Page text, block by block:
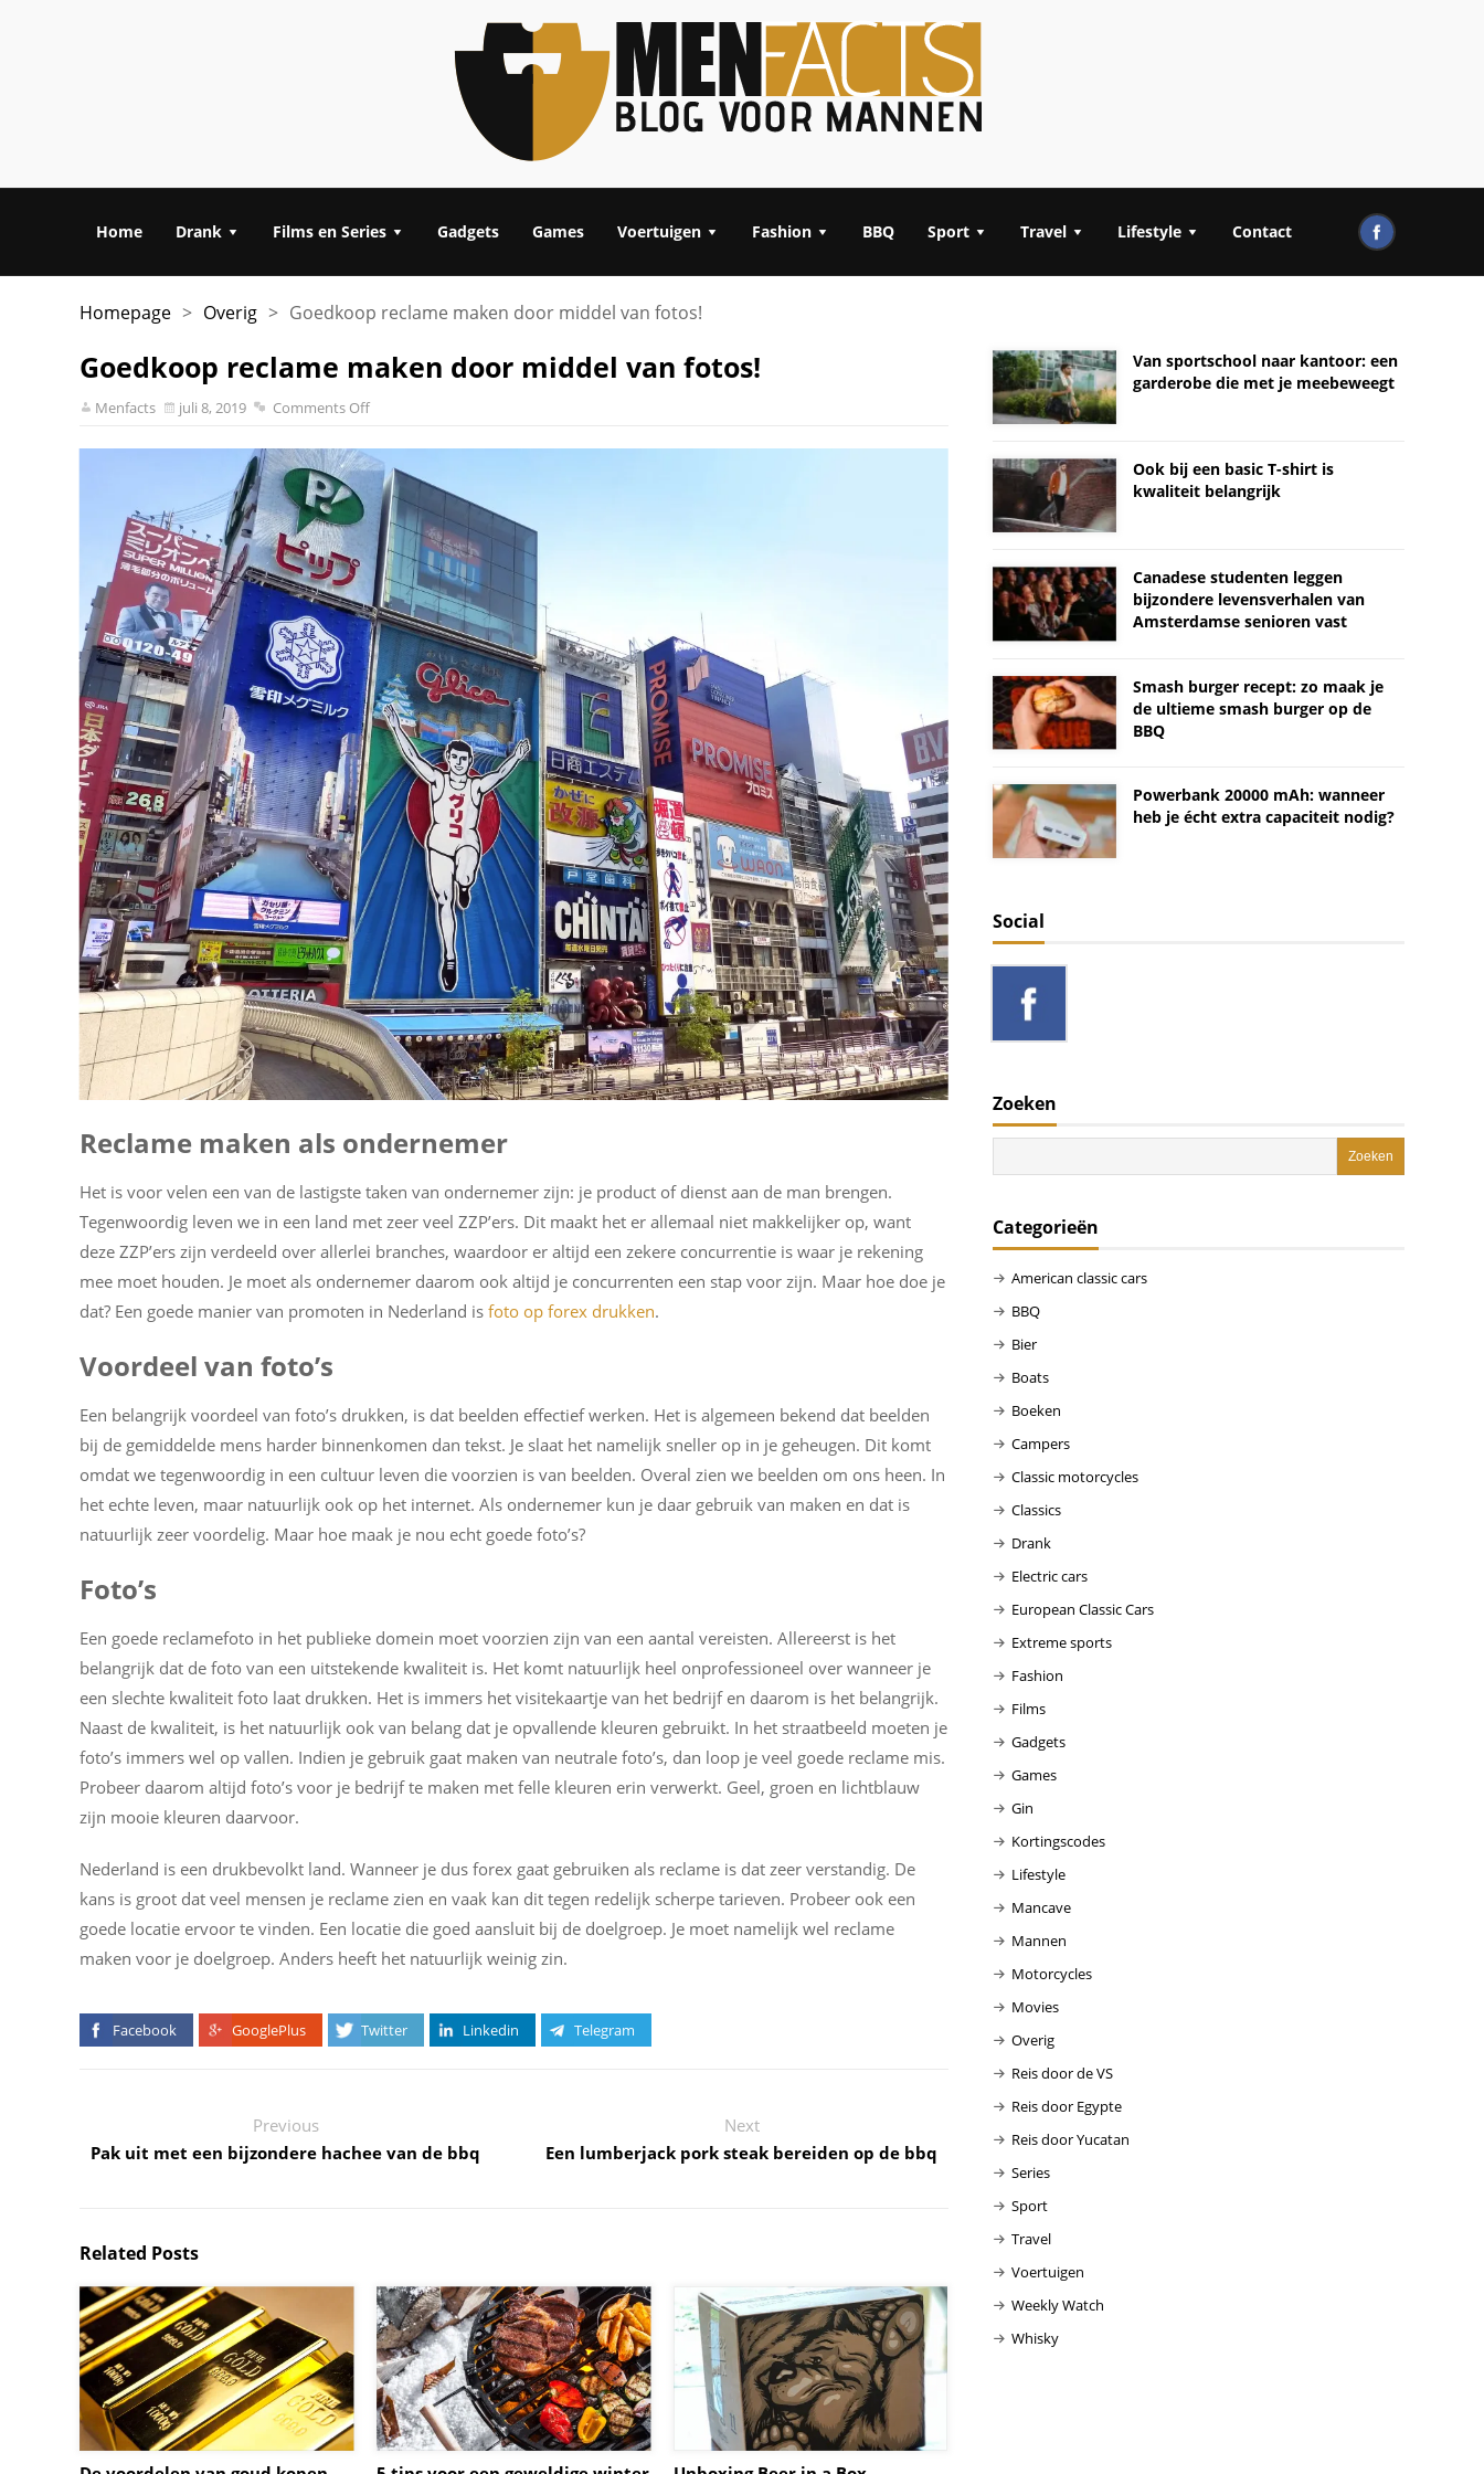
Home Drank Films en Series Gadgets Games Voertuigen Fashion BBQ Sport Travel Lifestyle Contact
Homepage > Overig > Goedkoop reclame maken door middel van fotos!
Goedkoop reclame maken door middel van fotos!
Menfacts juli 8, 2019 Comments Off
Reclame maken als ondernemer
Het is voor velen een van de lastigste taken van ondernemer zijn: je product of dienst aan de man brengen.
Tegenwoordig leven we in een land met zeer veel ZZP’ers. Dit maakt het er allemaal niet makkelijker op, want
deze ZZP’ers zijn verdeeld over allerlei branches, waardoor er altijd een zekere concurrentie is waar je rekening
mee moet houden. Je moet als ondernemer daarom ook altijd je concurrenten een stap voor zijn. Maar hoe doe je
dat? Een goede manier van promoten in Nederland is foto op forex drukken.
Voordeel van foto’s
Een belangrijk voordeel van foto’s drukken, is dat beelden effectief werken. Het is algemeen bekend dat beelden
bij de gemiddelde mens harder binnenkomen dan tekst. Je slaat het namelijk sneller op in je geheugen. Dit komt
omdat we tegenwoordig in een cultuur leven die voorzien is van beelden. Overal zien we beelden om ons heen. In
het echte leven, maar natuurlijk ook op het internet. Als ondernemer kun je daar gebruik van maken en dat is
natuurlijk zeer voordelig. Maar hoe maak je nou echt goede foto’s?
Foto’s
Een goede reclamefoto in het publieke domein moet voorzien zijn van een aantal vereisten. Allereerst is het
belangrijk dat de foto van een uitstekende kwaliteit is. Het komt natuurlijk heel onprofessioneel over wanneer je
een slechte kwaliteit foto laat drukken. Het is immers het visitekaartje van het bedrijf en daarom is het belangrijk.
Naast de kwaliteit, is het natuurlijk ook van belang dat je opvallende kleuren gebruikt. In het straatbeeld moeten je
foto’s immers wel op vallen. Indien je gebruik gaat maken van neutrale foto’s, dan loop je veel goede reclame mis.
Probeer daarom altijd foto’s voor je bedrijf te maken met felle kleuren erin verwerkt. Geel, groen en lichtblauw
zijn mooie kleuren daarvoor.
Nederland is een drukbevolkt land. Wanneer je dus forex gaat gebruiken als reclame is dat zeer verstandig. De
kans is groot dat veel mensen je reclame zien en vaak kan dit tegen redelijk scherpe tarieven. Probeer ook een
goede locatie ervoor te vinden. Een locatie die goed aansluit bij de doelgroep. Je moet namelijk wel reclame
maken voor je doelgroep. Anders heeft het natuurlijk weinig zin.
Facebook GooglePlus Twitter Linkedin Telegram
Previous
Pak uit met een bijzondere hachee van de bbq
Next
Een lumberjack pork steak bereiden op de bbq
Related Posts
Van sportschool naar kantoor: een
garderobe die met je meebeweegt
Ook bij een basic T-shirt is
kwaliteit belangrijk
Canadese studenten leggen
bijzondere levensverhalen van
Amsterdamse senioren vast
Smash burger recept: zo maak je
de ultieme smash burger op de
BBQ
Powerbank 20000 mAh: wanneer
heb je écht extra capaciteit nodig?
Social
Zoeken
Categorieën
American classic cars
BBQ
Bier
Boats
Boeken
Campers
Classic motorcycles
Classics
Drank
Electric cars
European Classic Cars
Extreme sports
Fashion
Films
Gadgets
Games
Gin
Kortingscodes
Lifestyle
Mancave
Mannen
Motorcycles
Movies
Overig
Reis door de VS
Reis door Egypte
Reis door Yucatan
Series
Sport
Travel
Voertuigen
Weekly Watch
Whisky